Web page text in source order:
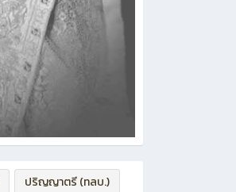
ปริญญาตรี (ทลบ.)